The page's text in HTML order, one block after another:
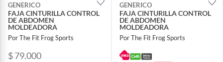
GENERICO
FAJA CINTURILLA CONTROL
DE ABDOMEN
MOLDEADORA
Por The Fit Frog Sports
$ 79.000
GENERICO
FAJA CINTURILLA CONTROL
DE ABDOMEN
MOLDEADORA
Por The Fit Frog Sports